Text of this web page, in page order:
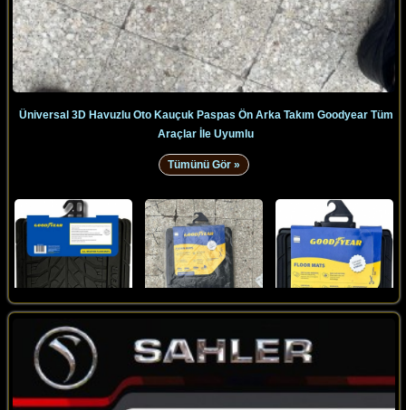
Üniversal 3D Havuzlu Oto Kauçuk Paspas Ön Arka Takım Goodyear Tüm
Araçlar İle Uyumlu
Tümünü Gör »